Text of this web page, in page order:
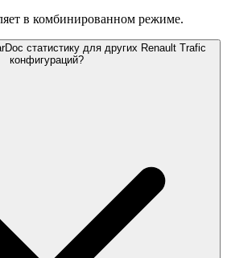
в комбинированном режиме.
статистику для других Renault Trafic
конфигураций?